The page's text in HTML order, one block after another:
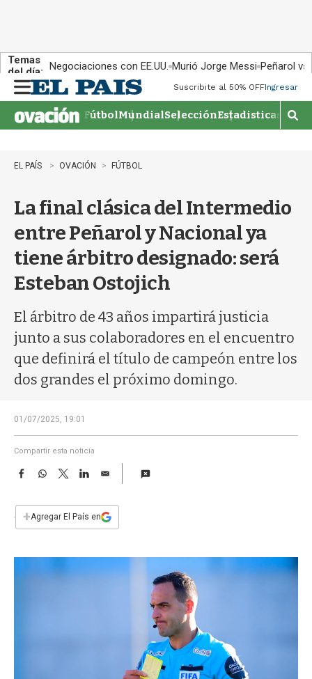
Temas
del día: Negociaciones con EE.UU. Murió Jorge Messi Peñarol
n
u
Suscribite al 50% OFFIngresar
FútbolMundialSelecciónEstadisticas
M
o
EL PAÍS OVACIÓN FÚTBOL
La final clásica del Intermedio
entre Peñarol y Nacional ya
tiene árbitro designado: será
Esteban Ostojich
El árbitro de 43 años impartirá justicia
junto a sus colaboradores en el encuentro
que definirá el título de campeón entre los
dos grandes el próximo domingo.
01/07/2025, 19:01
Compartir esta noticia
F
e
b
W
s
T
w
t
L
E
i
l
+Agregar El País en